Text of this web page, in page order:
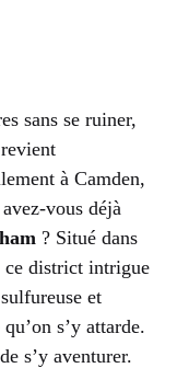
sans se ruiner,
à Camden,
vous déjà
? Situé dans
ce district intrigue
et
s’y attarde.
s’y aventurer.